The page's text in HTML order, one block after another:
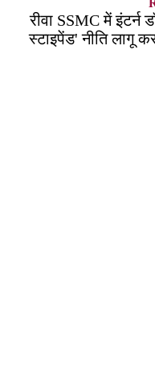
रीवा SSMC में इंटर्न
स्टाइपेंड' नीति लागू